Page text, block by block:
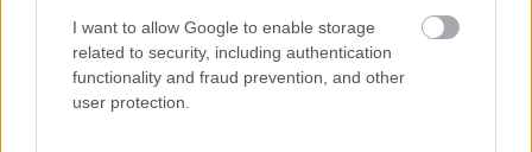
I want to allow Google to enable storage
related to security, including authentication
functionality and fraud prevention, and other
user protection.